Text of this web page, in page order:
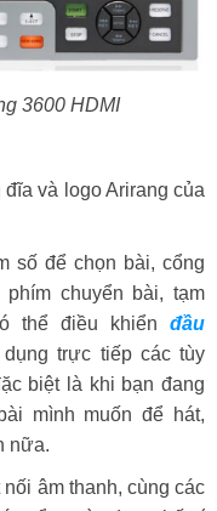
3600 HDMI
và logo Arirang của
số để chọn bài, cổng
chuyển bài, tạm
thể điều khiển đầu
trực tiếp các tùy
biệt là khi bạn đang
mình muốn để hát,
nữa.
âm thanh, cùng các